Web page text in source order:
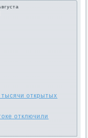
открытых
отключили